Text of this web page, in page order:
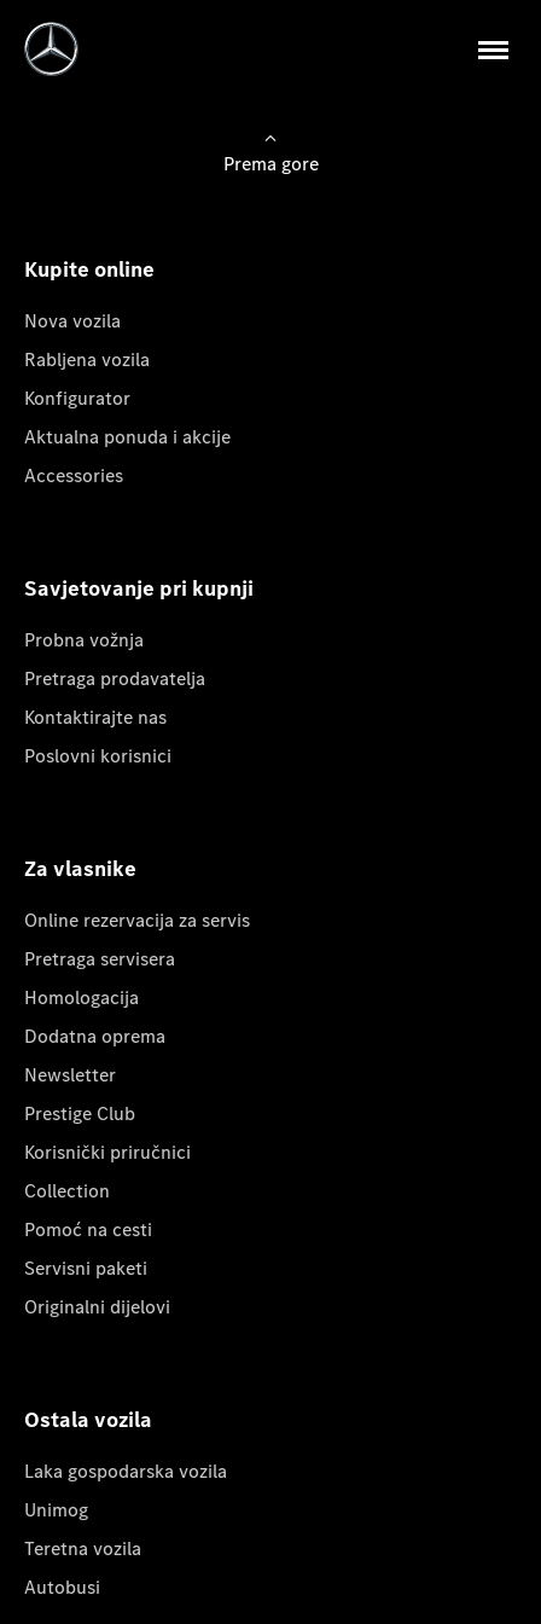
Prema gore
Kupite online
Nova vozila
Rabljena vozila
Konfigurator
Aktualna ponuda i akcije
Accessories
Savjetovanje pri kupnji
Probna vožnja
Pretraga prodavatelja
Kontaktirajte nas
Poslovni korisnici
Za vlasnike
Online rezervacija za servis
Pretraga servisera
Homologacija
Dodatna oprema
Newsletter
Prestige Club
Korisnički priručnici
Collection
Pomoć na cesti
Servisni paketi
Originalni dijelovi
Ostala vozila
Laka gospodarska vozila
Unimog
Teretna vozila
Autobusi